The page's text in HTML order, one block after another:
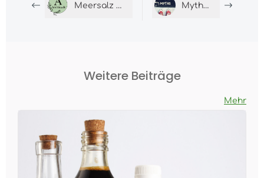
Meersalz Anwendungen Mythen zu Essig
Weitere Beiträge
Mehr